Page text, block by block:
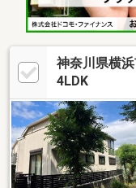
済、天井高まであるハ
神奈川県横
4LDK